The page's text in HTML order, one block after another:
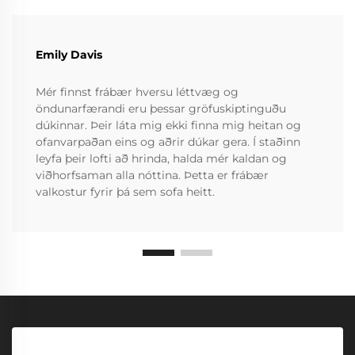
Emily Davis
Mér finnst frábær hversu léttvæg og
öndunarfærandi eru þessar gröfuskiptinguðu
dúkinnar. Þeir láta mig ekki finna mig heitan og
ofanvarpaðan eins og aðrir dúkar gera. Í staðinn
leyfa þeir lofti að hrinda, halda mér kaldan og
viðhorfsaman alla nóttina. Þetta er frábær
valkostur fyrir þá sem sofa heitt.